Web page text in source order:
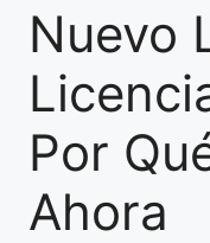
Nuevo
Por
Ahora